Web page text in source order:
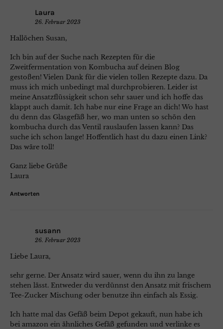
Laura
26. Februar 2023
Hallöchen Susan,
Ich bin auf der Suche nach Rezepten für die
Zweitfermentation von Kombucha auf deinen Blog
gestoßen! Vielen Dank für die vielen tollen Rezepte dazu. Da
muss ich mich unbedingt mal durchprobieren. Leider ist
meine Ansatzflüssigkeit schon sehr sauer und ich hoffe das
klappt auch damit. Ich habe nur eine Frage an dich! Wo hast
du denn das Glasgefäß her, wo man unten so schön den
kombucha durch das Ventil rauslaufen lassen kann? Das
suche ich schon lange! Hoffentlich hast du dazu einen Link?
Das wäre toll!
Ganz liebe Grüße
Laura
Antworten
susann
26. Februar 2023
Liebe Laura,
sehr gerne. Der Ansatz wird sauer, wenn du ihn zu lange
stehen lässt. Entweder du verdünnst den Ansatz mit frischem
Tee-Zucker Mischung oder benutze ihn einfach als Essig.
Ich hatte mal das Gefäß beim Depot gekauft, nun habe ich
bei amazon ein ähnliches Gefäß gefunden und verlinke es